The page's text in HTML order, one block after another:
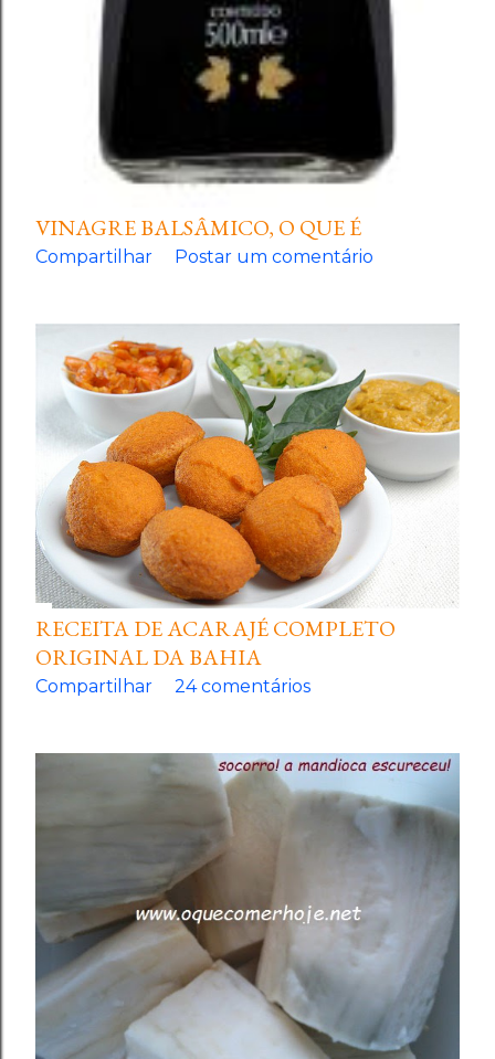
VINAGRE BALSÂMICO, O QUE É
Compartilhar Postar um comentário
RECEITA DE ACARAJÉ COMPLETO
ORIGINAL DA BAHIA
Compartilhar 24 comentários